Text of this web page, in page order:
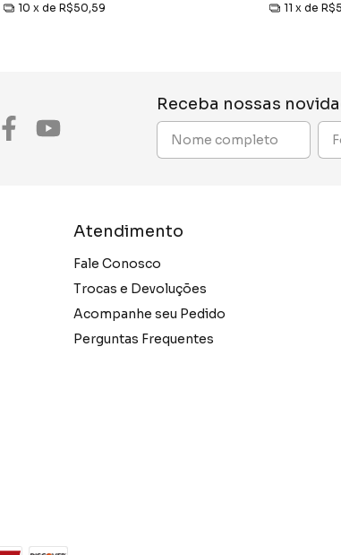
10 x de R$50,59 11 x de
Receba nossas
Atendimento
Fale Conosco
Trocas e Devoluções
Acompanhe seu Pedido
Perguntas Frequentes